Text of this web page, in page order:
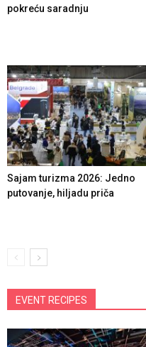
pokreću saradnju
Sajam turizma 2026: Jedno
putovanje, hiljadu priča
EVENT RECIPES